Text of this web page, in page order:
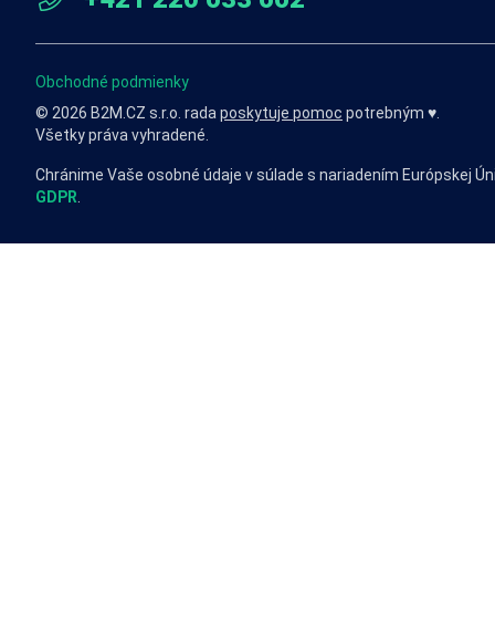
Obchodné podmienky
© 2026 B2M.CZ s.r.o. rada poskytuje pomoc potrebným ♥️.
Všetky práva vyhradené.
Chránime Vaše osobné údaje v súlade s nariadením Európskej
GDPR